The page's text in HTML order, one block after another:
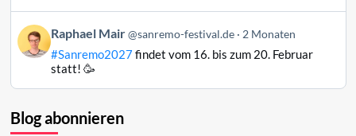
ansehen
Beitrag
von
Raphael
Bluesky
ansehen
Raphael Mair @sanremo-festival.de 2 Monaten
#Sanremo2027findet vom 16. bis zum 20. Februar
statt! 🥳
Blog abonnieren